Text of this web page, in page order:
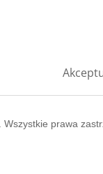
. Wszystkie prawa